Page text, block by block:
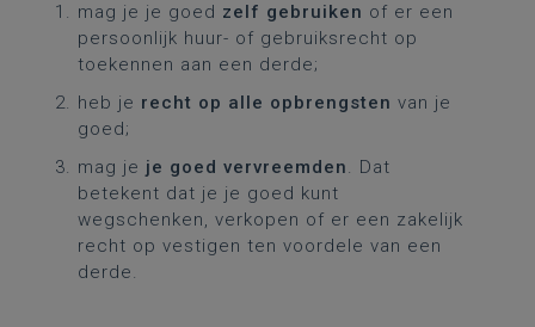
mag je je goed zelf gebruiken of er een
persoonlijk huur- of gebruiksrecht op
toekennen aan een derde;
heb je recht op alle opbrengsten van je
goed;
mag je je goed vervreemden. Dat
betekent dat je je goed kunt
wegschenken, verkopen of er een zakelijk
recht op vestigen ten voordele van een
derde.